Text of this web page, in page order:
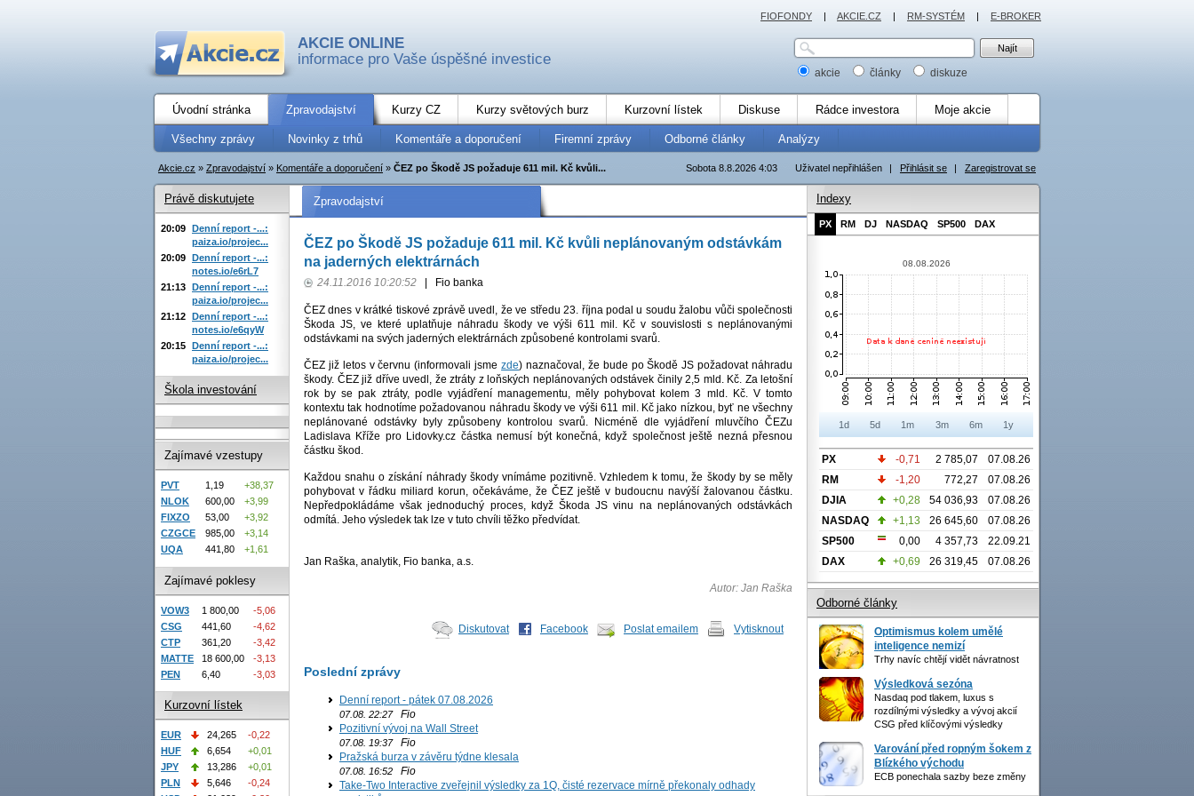
AKCIE ONLINE
informace pro Vaše úspěšné investice
akcie články diskuze
Úvodní stránka Zpravodajství Kurzy CZ Kurzy světových burz Kurzovní lístek Diskuse Rádce investora Moje akcie
Všechny zprávy Novinky z trhů Komentáře a doporučení Firemní zprávy Odborné články Analýzy
Uživatel nepřihlášen | Přihlásit se | Zaregistrovat se
Sobota 8.8.2026 4:03
Akcie.cz » Zpravodajství » Komentáře a doporučení » ČEZ po Škodě JS požaduje 611 mil. Kč kvůli...
Zpravodajství
ČEZ po Škodě JS požaduje 611 mil. Kč kvůli neplánovaným odstávkám
na jaderných elektrárnách
24.11.2016 10:20:52 Fio banka
ČEZ dnes v krátké tiskové zprávě uvedl, že ve středu 23. října podal u soudu žalobu vůči společnosti
Škoda JS, ve které uplatňuje náhradu škody ve výši 611 mil. Kč v souvislosti s neplánovanými
odstávkami na svých jaderných elektrárnách způsobené kontrolami svarů.
ČEZ již letos v červnu (informovali jsmezde) naznačoval, že bude po Škodě JS požadovat náhradu
škody. ČEZ již dříve uvedl, že ztráty z loňských neplánovaných odstávek činily 2,5 mld. Kč. Za letošní
rok by se pak ztráty, podle vyjádření managementu, měly pohybovat kolem 3 mld. Kč. V tomto
kontextu tak hodnotíme požadovanou náhradu škody ve výši 611 mil. Kč jako nízkou, byť ne všechny
neplánované odstávky byly způsobeny kontrolou svarů. Nicméně dle vyjádření mluvčího ČEZu
Ladislava Kříže pro Lidovky.cz částka nemusí být konečná, když společnost ještě nezná přesnou
částku škod.
Každou snahu o získání náhrady škody vnímáme pozitivně. Vzhledem k tomu, že škody by se měly
pohybovat v řádku miliard korun, očekáváme, že ČEZ ještě v budoucnu navýší žalovanou částku.
Nepředpokládáme však jednoduchý proces, když Škoda JS vinu na neplánovaných odstávkách
odmítá. Jeho výsledek tak lze v tuto chvíli těžko předvídat.
Jan Raška, analytik, Fio banka, a.s.
Autor: Jan Raška
Diskutovat Facebook Poslat emailem Vytisknout
Poslední zprávy
Denní report - pátek 07.08.2026
07.08. 22:27Fio
Pozitivní vývoj na Wall Street
07.08. 19:37Fio
Pražská burza v závěru týdne klesala
07.08. 16:52 Fio
Take-Two Interactive zveřejnil výsledky za 1Q, čisté rezervace mírně překonaly odhady
Právě diskutujete
20:09 Denní report -...:
paiza.io/projec...
20:09 Denní report -...:
notes.io/e6rL7
21:13 Denní report -...:
paiza.io/projec...
21:12 Denní report -...:
notes.io/e6qyW
20:15 Denní report -...:
paiza.io/projec...
Škola investování
Zajímavé vzestupy
PVT 1,19
+38,37
NLOK
600,00
+3,99
FIXZO
53,00
+3,92
CZGCE
985,00
+3,14
UQA
441,80 +1,61
Zajímavé poklesy
VOW3 1 800,00
-5,06
CSG
441,60
-4,62
CTP
361,20
-3,42
MATTE
18 600,00
-3,13
PEN
6,40 -3,03
Kurzovní lístek
EUR 24,265
-0,22
HUF
6,654
+0,01
JPY
13,286
+0,01
PLN
5,646
-0,24
Indexy
PX RM DJ NASDAQ SP500 DAX
08.08.2026
1d 5d 1m 3m 6m 1y
PX -0,71 2 785,07
07.08.26
RM
-1,20 772,27
07.08.26
DJIA
+0,28 54 036,93
07.08.26
NASDAQ
+1,13 26 645,60
07.08.26
SP500
0,00 4 357,73
22.09.21
DAX
+0,69 26 319,45 07.08.26
Odborné články
Optimismus kolem umělé
inteligence nemizí
Trhy navíc chtějí vidět návratnost
Výsledková sezóna
Nasdaq pod tlakem, luxus s
rozdílnými výsledky a vývoj akcií
CSG před klíčovými výsledky
Varování před ropným šokem z
Blízkého východu
ECB ponechala sazby beze změny
FIOFONDY | AKCIE.CZ | RM-SYSTÉM | E-BROKER